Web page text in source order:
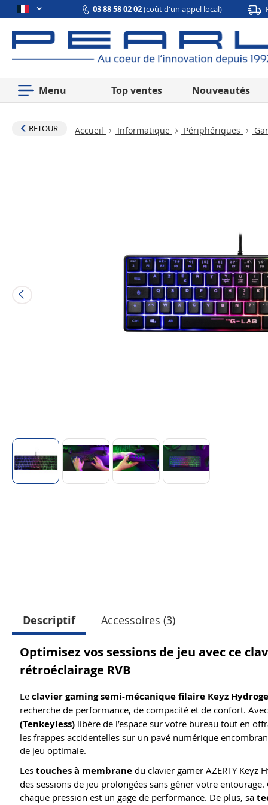
03 88 58 02 02(coût d'un appel local)
Menu Top ventes Nouveautés
RETOUR Accueil Informatique Périphériques
Descriptif Accessoires (3)
Optimisez vos sessions de jeu avec ce
rétroéclairage RVB
Le clavier gaming semi-mécanique filaire Keyz
recherche de performance, de compacité et de confort.
(Tenkeyless) libère de l’espace sur votre bureau tout en
les frappes accidentelles sur un pavé numérique
de jeu optimale.
Les touches à membrane du clavier gamer AZERTY
des sessions de jeu prolongées sans gêner votre
chaque pression est un gage de performance. De plus, sa